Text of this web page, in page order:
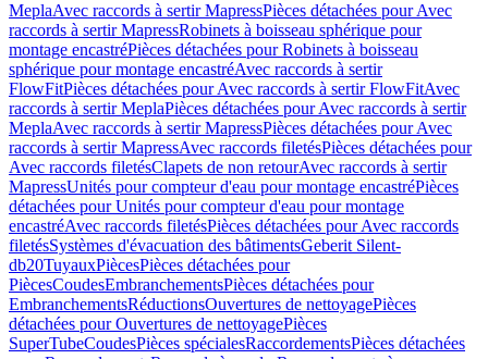
MeplaAvec raccords à sertir MapressPièces détachées pour Avec
raccords à sertir MapressRobinets à boisseau sphérique pour
montage encastréPièces détachées pour Robinets à boisseau
sphérique pour montage encastréAvec raccords à sertir
FlowFitPièces détachées pour Avec raccords à sertir FlowFitAvec
raccords à sertir MeplaPièces détachées pour Avec raccords à sertir
MeplaAvec raccords à sertir MapressPièces détachées pour Avec
raccords à sertir MapressAvec raccords filetésPièces détachées pour
Avec raccords filetésClapets de non retourAvec raccords à sertir
MapressUnités pour compteur d'eau pour montage encastréPièces
détachées pour Unités pour compteur d'eau pour montage
encastréAvec raccords filetésPièces détachées pour Avec raccords
filetésSystèmes d'évacuation des bâtimentsGeberit Silent-
db20TuyauxPiècesPièces détachées pour
PiècesCoudesEmbranchementsPièces détachées pour
EmbranchementsRéductionsOuvertures de nettoyagePièces
détachées pour Ouvertures de nettoyagePièces
SuperTubeCoudesPièces spécialesRaccordementsPièces détachées